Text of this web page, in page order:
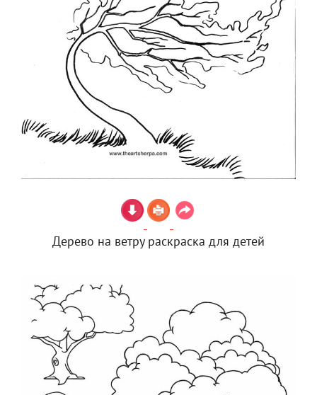
Дерево на ветру раскраска для детей